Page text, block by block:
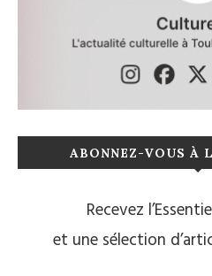
ABONNEZ-VOUS À
Recevez
et une sélection